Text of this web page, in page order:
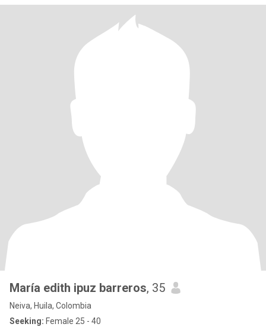
María edith ipuz barreros, 35
Neiva, Huila, Colombia
Seeking: Female 25 - 40